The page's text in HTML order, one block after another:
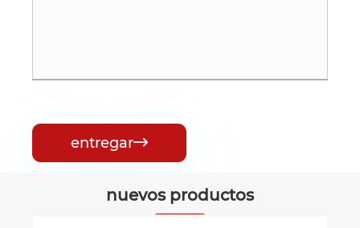
entregar
nuevos productos